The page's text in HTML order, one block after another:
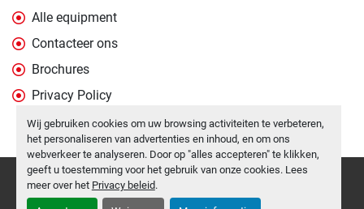
Wij gebruiken cookies om uw browsing activiteiten te verbeteren,
het personaliseren van advertenties en inhoud, en om ons
webverkeer te analyseren. Door op "alles accepteren" te klikken,
geeft u toestemming voor het gebruik van onze cookies. Lees
meer over het Privacy beleid.
Alle equipment
Contacteer ons
Brochures
Privacy Policy
Cookies beheren